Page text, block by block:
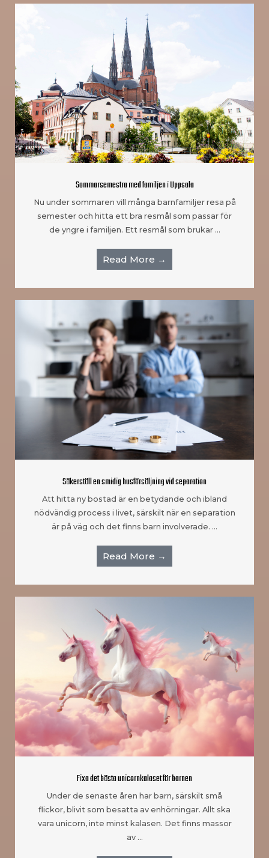
Sommarsemestra med familjen i Uppsala
Nu under sommaren vill många barnfamiljer resa på
semester och hitta ett bra resmål som passar för
de yngre i familjen. Ett resmål som brukar …
Read More →
Säkerställ en smidig husförsäljning vid separation
Att hitta ny bostad är en betydande och ibland
nödvändig process i livet, särskilt när en separation
är på väg och det finns barn involverade. …
Read More →
Fixa det bästa unicornkalaset för barnen
Under de senaste åren har barn, särskilt små
flickor, blivit som besatta av enhörningar. Allt ska
vara unicorn, inte minst kalasen. Det finns massor
av …